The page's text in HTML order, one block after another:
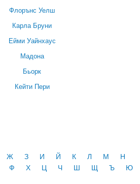
Флорънс Уелш
Карла Бруни
Ейми Уайнхаус
Мадона
Бьорк
Кейти Пери
Ж З И Й К Л М
Н
Ф Х Ц Ч Ш Щ Ъ
Ю